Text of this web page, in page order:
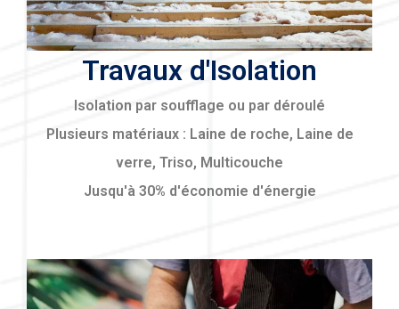
Travaux d'Isolation
Isolation par soufflage ou par déroulé
Plusieurs matériaux : Laine de roche, Laine de
verre, Triso, Multicouche
Jusqu'à 30% d'économie d'énergie